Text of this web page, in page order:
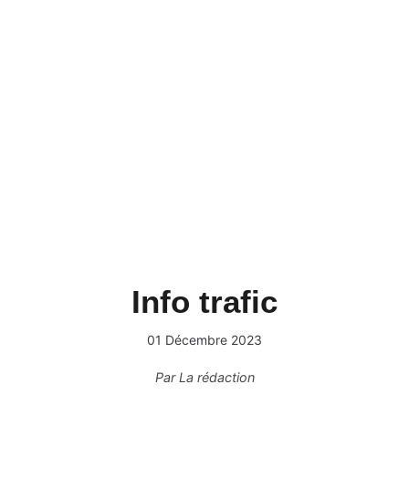
Info trafic
01 Décembre 2023
ParLa rédaction